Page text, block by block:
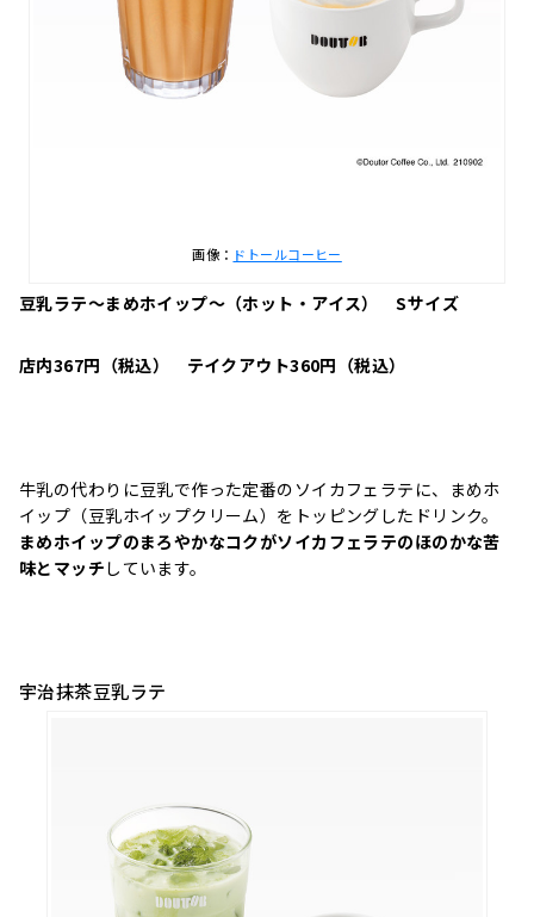
画像： ドトールコーヒー
豆乳ラテ～まめホイップ～（ホット・アイス）Sサイズ
店内367円（税込） テイクアウト360円（税込）
牛乳の代わりに豆乳で作った定番のソイカフェラテに、まめホ
イップ（豆乳ホイップクリーム）をトッピングしたドリンク。
まめホイップのまろやかなコクがソイカフェラテのほのかな苦
味とマッチ しています。
宇治抹茶豆乳ラテ